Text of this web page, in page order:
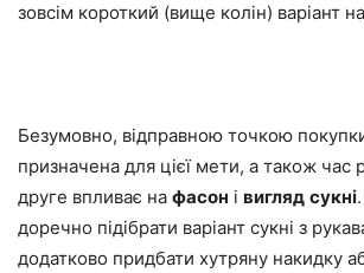
зовсім короткий (вище колін) варіант
Безумовно, відправною точкою
призначена для цієї мети, а також час
друге впливає на фасон і вигляд сукні
доречно підібрати варіант сукні з
додатково придбати хутряну накидку